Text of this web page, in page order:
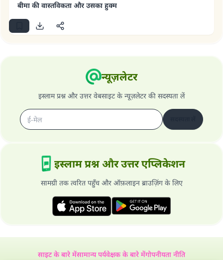
बीमा की वास्तविकता और उसका हुक्म
न्यूज़लेटर
इस्लाम प्रश्न और उत्तर वेबसाइट के न्यूज़लेटर की सदस्यता लें
इस्लाम प्रश्न और उत्तर एप्लिकेशन
सामग्री तक त्वरित पहुँच और ऑफ़लाइन ब्राउज़िंग के लिए
साइट के बारे मेंसामान्य पर्यवेक्षक के बारे मेंगोपनीयता नीति
उत्तर संख्या 110845 ने एक शादी बचाई।.
उम्मत के प्रश्नों का उत्तर देने में हमारी सहायता करें
अल्लाह के रसूल सल्लल्लाहु अलैहि व सल्लम ने फरमाया :
करने वाले के समान प्रतिफल है।''
(मुस्लिम : 1893).
योगदान करें